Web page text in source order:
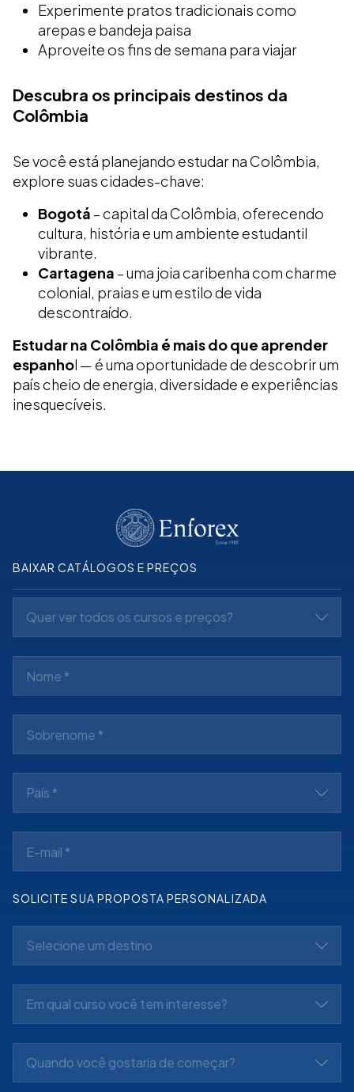
Experimente pratos tradicionais como
arepas e bandeja paisa
Aproveite os fins de semana para viajar
Descubra os principais destinos da
Colômbia
Se você está planejando estudar na Colômbia,
explore suas cidades-chave:
Bogotá – capital da Colômbia, oferecendo
cultura, história e um ambiente estudantil
vibrante.
Cartagena – uma joia caribenha com charme
colonial, praias e um estilo de vida
descontraído.
Estudar na Colômbia é mais do que aprender
espanhol — é uma oportunidade de descobrir um
país cheio de energia, diversidade e experiências
inesquecíveis.
BAIXAR CATÁLOGOS E PREÇOS
Quer ver todos os cursos e preços?
País *
SOLICITE SUA PROPOSTA PERSONALIZADA
Selecione um destino
Em qual curso você tem interesse?
Quando você gostaria de começar?